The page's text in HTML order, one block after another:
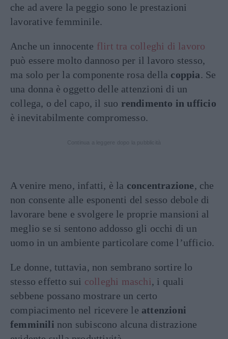
che ad avere la peggio sono le prestazioni
lavorative femminile.
Anche un innocente flirt tra colleghi di lavoro
può essere molto dannoso per il lavoro stesso,
ma solo per la componente rosa della coppia. Se
una donna è oggetto delle attenzioni di un
collega, o del capo, il suo rendimento in ufficio
è inevitabilmente compromesso.
A venire meno, infatti, è la concentrazione, che
non consente alle esponenti del sesso debole di
lavorare bene e svolgere le proprie mansioni al
meglio se si sentono addosso gli occhi di un
uomo in un ambiente particolare come l’ufficio.
Le donne, tuttavia, non sembrano sortire lo
stesso effetto sui colleghi maschi, i quali
sebbene possano mostrare un certo
compiacimento nel ricevere le attenzioni
femminili non subiscono alcuna distrazione